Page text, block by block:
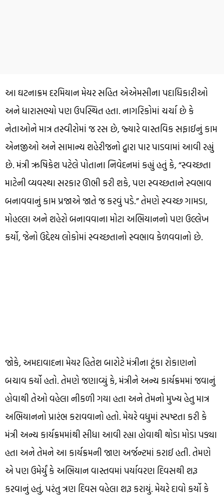
આ ઘટનાક્રમ દરમિયાન મેયર સહિત એએમસીના પદાધિકારીઓ
અને ધારાસભ્યો પણ ઉપસ્થિત હતા. નાગરિકોમાં ચર્ચા છે કે
નેતાઓને માત્ર તસ્વીરોમાં જ રસ છે, જ્યારે વાસ્તવિક સફાઈનું કામ
એનજીઓ અને સામાન્ય શહેરીજનો દ્વારા પાર પાડવામાં આવી રહ્યું
છે. મંત્રી ઋષિકેશ પટેલે પોતાના નિવેદનમાં કહ્યું હતું કે, “સ્વચ્છતા
માટેની વ્યવસ્થા સરકાર ઊભી કરી શકે, પણ સ્વચ્છતાને સ્વભાવ
બનાવવાનું કામ પ્રજાએ જાતે જ કરવું પડે.” તેમણે સ્વચ્છ ગામડા,
મોહલ્લા અને શહેરો બનાવવાના મોટા અભિયાનનો પણ ઉલ્લેખ
કર્યો, જેનો ઉદ્દેશ્ય લોકોમાં સ્વચ્છતાનો સ્વભાવ કેળવવાનો છે.
જોકે, અમદાવાદના મેયર હિતેશ બારોટે મંત્રીના ટૂંકા રોકાણનો
બચાવ કર્યો હતો. તેમણે જણાવ્યું કે, મંત્રીને અન્ય કાર્યક્રમમાં જવાનું
હોવાથી તેઓ વહેલા નીકળી ગયા હતા અને તેમનો મુખ્ય હેતુ માત્ર
અભિયાનનો પ્રારંભ કરાવવાનો હતો. મેયરે વધુમાં સ્પષ્ટતા કરી કે
મંત્રી અન્ય કાર્યક્રમમાંથી સીધા આવી રહ્યા હોવાથી થોડા મોડા પડ્યા
હતા અને તેમને આ કાર્યક્રમની જાણ અર્જન્ટમાં કરાઈ હતી. તેમણે
એ પણ ઉમેર્યું કે અભિયાન વાસ્તવમાં પર્યાવરણ દિવસથી શરૂ
કરવાનું હતું, પરંતુ ત્રણ દિવસ વહેલા શરૂ કરાયું. મેયરે દાવો કર્યો કે